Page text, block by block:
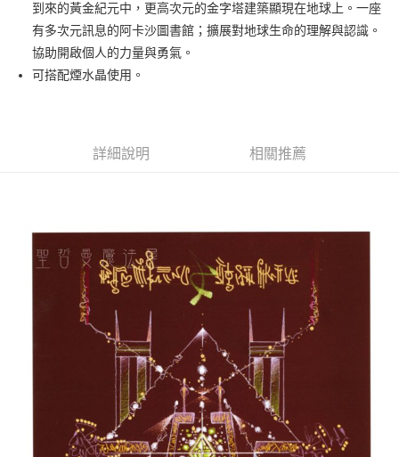
街口支付
悠遊付
ATM付款
每筆NT$80，滿NT$3,000(含以上)免運費
賣家宅配幫您送（台灣）
每筆NT$80，滿NT$3,000(含以上)免運費
郵局幫你送（離島）
每筆NT$80，滿NT$3,000(含以上)免運費
到來的黃金紀元中，更高次元的金字塔建築顯現在地球上。一座
有多次元訊息的阿卡沙圖書館；擴展對地球生命的理解與認識。
協助開啟個人的力量與勇氣。
可搭配煙水晶使用。
詳細說明 相關推薦